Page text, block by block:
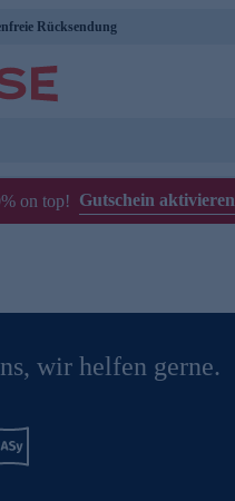
Rücksendung
on top! Gutschein aktivieren
wir helfen gerne.